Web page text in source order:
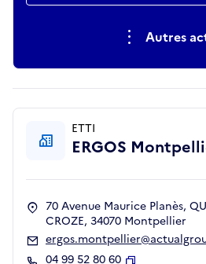
Autres
ETTI
ERGOS
70 Avenue Maurice Planès,
CROZE, 34070 Montpellier
04 99 52 80 60